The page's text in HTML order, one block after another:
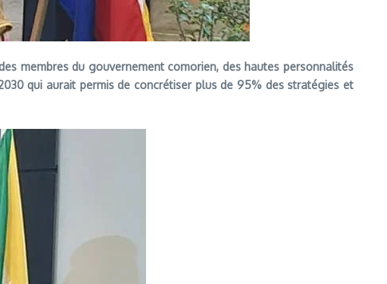
membres du gouvernement comorien, des hautes personnalités
qui aurait permis de concrétiser plus de 95% des stratégies et